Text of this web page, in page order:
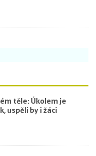
těle: Úkolem je
uspěli by i žáci